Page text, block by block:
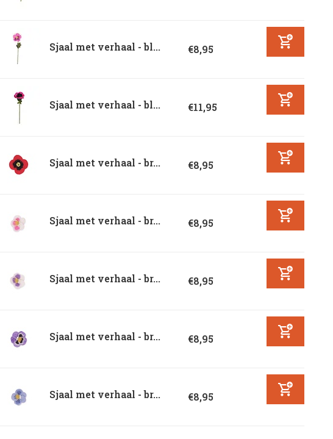
Sjaal met verhaal - bl... €8,95
Sjaal met verhaal - bl... €11,95
Sjaal met verhaal - br... €8,95
Sjaal met verhaal - br... €8,95
Sjaal met verhaal - br... €8,95
Sjaal met verhaal - br... €8,95
Sjaal met verhaal - br... €8,95